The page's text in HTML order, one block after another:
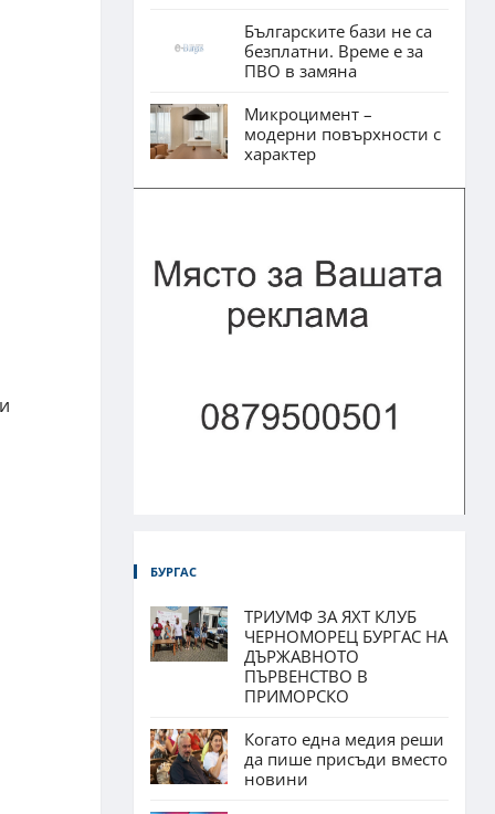
Българските бази не са
безплатни. Време е за
ПВО в замяна
Микроцимент –
модерни повърхности с
характер
БУРГАС
ТРИУМФ ЗА ЯХТ КЛУБ
ЧЕРНОМОРЕЦ БУРГАС НА
ДЪРЖАВНОТО
ПЪРВЕНСТВО В
ПРИМОРСКО
Когато една медия реши
да пише присъди вместо
новини